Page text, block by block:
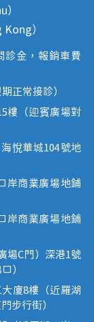
）
診金，報銷車費
正常接診）
樓（迎賓廣場對
悅華城104號地
岸商業廣場地鋪
岸商業廣場地鋪
場C門）深港1號
）
廈8樓（近羅湖
步行街）